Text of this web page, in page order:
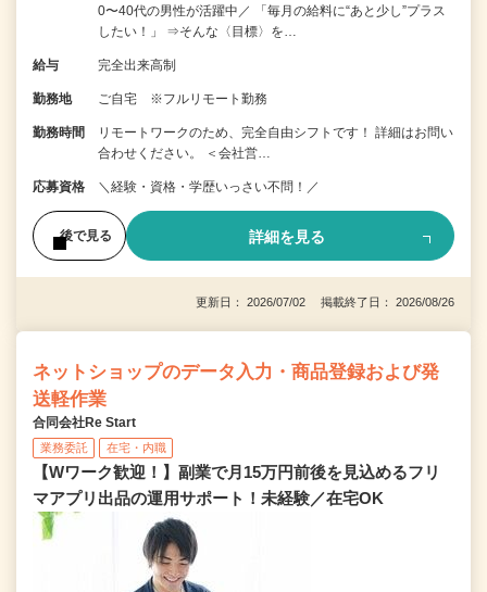
0〜40代の男性が活躍中／ 「毎月の給料に“あと少し”プラス
したい！」 ⇒そんな〈目標〉を…
給与 完全出来高制
勤務地 ご自宅 ※フルリモート勤務
勤務時間
リモートワークのため、完全自由シフトです！ 詳細はお問い
合わせください。 ＜会社営…
応募資格 ＼経験・資格・学歴いっさい不問！／
後で見る 詳細を見る
更新日： 2026/07/02 掲載終了日： 2026/08/26
ネットショップのデータ入力・商品登録および発
送軽作業
合同会社Re Start
業務委託 在宅・内職
【Wワーク歓迎！】副業で月15万円前後を見込めるフリ
マアプリ出品の運用サポート！未経験／在宅OK